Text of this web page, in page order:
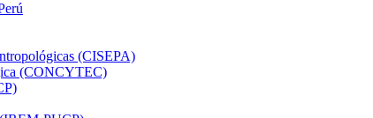
(CISEPA)
(CONCYTEC)